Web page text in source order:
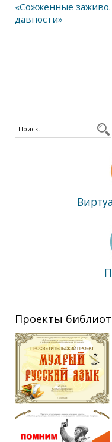
«Сожженные заживо.
давности»
Проекты